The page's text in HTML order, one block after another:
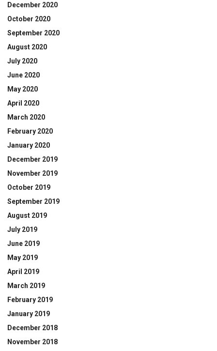
December 2020
October 2020
September 2020
August 2020
July 2020
June 2020
May 2020
April 2020
March 2020
February 2020
January 2020
December 2019
November 2019
October 2019
September 2019
August 2019
July 2019
June 2019
May 2019
April 2019
March 2019
February 2019
January 2019
December 2018
November 2018